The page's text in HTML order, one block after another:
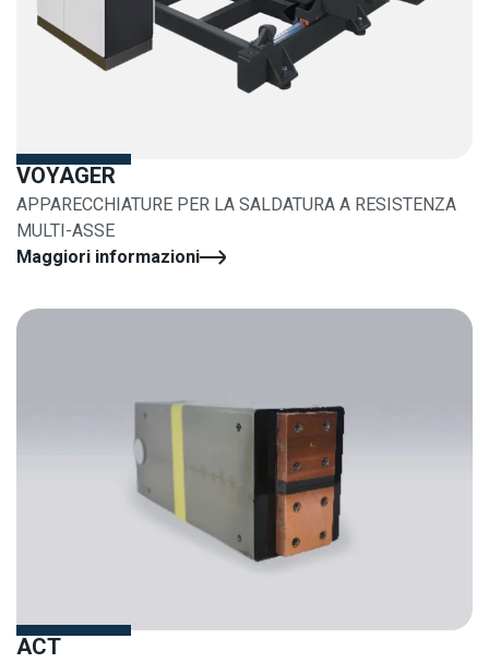
VOYAGER
APPARECCHIATURE PER LA SALDATURA A RESISTENZA
MULTI-ASSE
Maggiori informazioni
ACT